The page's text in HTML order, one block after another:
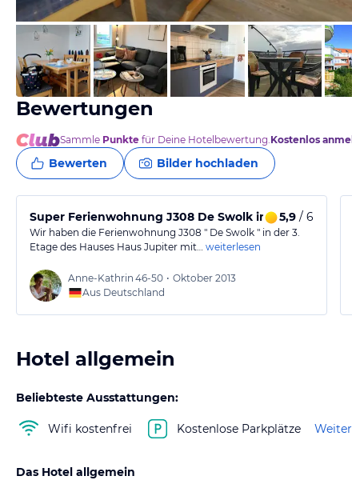
von Booking.com
Bewertungen
Sammle Punkte für Deine Hotelbewertung.Kostenlos
Bewerten Bilder hochladen
Super Ferienwohnung J308 De Swolk im Haus Jupiter
5,9 / 6
Wir haben die Ferienwohnung J308 " De Swolk " in der 3.
Etage des Hauses Haus Jupiter mit… weiterlesen
Anne-Kathrin 46-50 • Oktober 2013
Aus Deutschland
Hotel allgemein
Beliebteste Ausstattungen:
Wifi kostenfrei Kostenlose Parkplätze
Das Hotel allgemein